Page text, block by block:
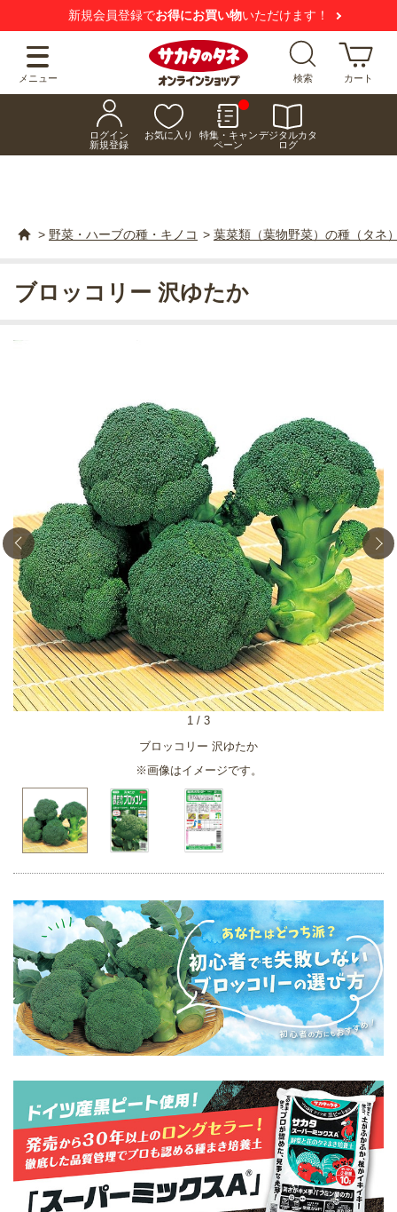
新規会員登録でお得にお買い物いただけます！
メニュー 検索 カート
ログイン
新規登録
お気に入り
特集・キャン
ペーン
デジタルカタ
ログ
> 野菜・ハーブの種・キノコ > 葉菜類（葉物野菜）の種（タネ
ブロッコリー 沢ゆたか
※画像はイメージです。
1 / 3
ブロッコリー 沢ゆたか